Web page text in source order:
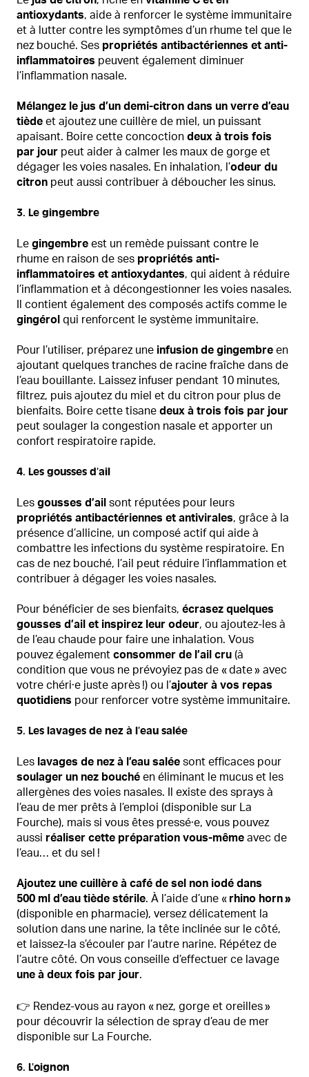
antioxydants, aide à renforcer le système immunitaire
et à lutter contre les symptômes d’un rhume tel que le
nez bouché. Ses propriétés antibactériennes et anti-
inflammatoires peuvent également diminuer
l’inflammation nasale.
Mélangez le jus d’un demi-citron dans un verre d’eau
tiède et ajoutez une cuillère de miel, un puissant
apaisant. Boire cette concoctiondeux à trois fois
par jour peut aider à calmer les maux de gorge et
dégager les voies nasales. En inhalation, l’odeur du
citron peut aussi contribuer à déboucher les sinus.
3. Le gingembre
Legingembre est un remède puissant contre le
rhume en raison de ses propriétés anti-
inflammatoires et antioxydantes, qui aident à réduire
l’inflammation et à décongestionner les voies nasales.
Il contient également des composés actifs comme le
gingérol qui renforcent le système immunitaire.
Pour l’utiliser, préparez une infusion de gingembre en
ajoutant quelques tranches de racine fraîche dans de
l’eau bouillante. Laissez infuser pendant 10 minutes,
filtrez, puis ajoutez du miel et du citron pour plus de
bienfaits. Boire cette tisanedeux à trois fois par jour
peut soulager la congestion nasale et apporter un
confort respiratoire rapide.
4. Les gousses d’ail
Lesgousses d’ail sont réputées pour leurs
propriétés antibactériennes et antivirales, grâce à la
présence d’allicine, un composé actif qui aide à
combattre les infections du système respiratoire. En
cas de nez bouché, l’ail peut réduire l’inflammation et
contribuer à dégager les voies nasales.
Pour bénéficier de ses bienfaits,écrasez quelques
gousses d’ail et inspirez leur odeur, ou ajoutez-les à
de l’eau chaude pour faire une inhalation. Vous
pouvez égalementconsommer de l’ail cru (à
condition que vous ne prévoyiez pas de « date » avec
votre chéri·e juste après !) ou l’ajouter à vos repas
quotidiens pour renforcer votre système immunitaire.
5. Les lavages de nez à l’eau salée
Les lavages de nez à l’eau salée sont efficaces pour
soulager un nez bouché en éliminant le mucus et les
allergènes des voies nasales. Il existe des sprays à
l’eau de mer prêts à l’emploi (disponible sur La
Fourche), mais si vous êtes pressé·e, vous pouvez
aussi réaliser cette préparation vous-même avec de
l’eau… et du sel !
Ajoutez une cuillère à café de sel non iodé dans
500 ml d’eau tiède stérile. À l’aide d’une « rhino horn »
(disponible en pharmacie), versez délicatement la
solution dans une narine, la tête inclinée sur le côté,
et laissez-la s’écouler par l’autre narine. Répétez de
l’autre côté. On vous conseille d’effectuer ce lavage
une à deux fois par jour.
👉 Rendez-vous au rayon « nez, gorge et oreilles »
pour découvrir la sélection de spray d’eau de mer
disponible sur La Fourche.
6. L’oignon